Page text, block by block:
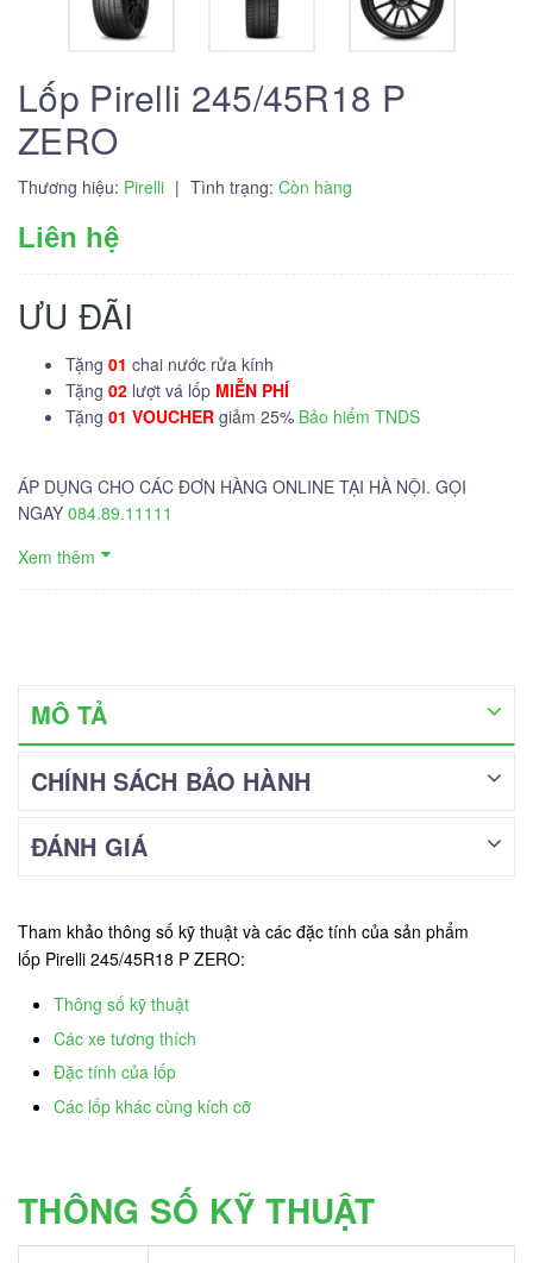
Lốp Pirelli 245/45R18 P
ZERO
Thương hiệu: Pirelli | Tình trạng: Còn hàng
Liên hệ
ƯU ĐÃI
Tặng 01 chai nước rửa kính
Tặng 02 lượt vá lốp MIỄN PHÍ
Tặng 01 VOUCHER giảm 25% Bảo hiểm TNDS
ÁP DỤNG CHO CÁC ĐƠN HÀNG ONLINE TẠI HÀ NỘI. GỌI
NGAY 084.89.11111
Xem thêm
MÔ TẢ
CHÍNH SÁCH BẢO HÀNH
ĐÁNH GIÁ
Tham khảo thông số kỹ thuật và các đặc tính của sản phẩm
lốp Pirelli 245/45R18 P ZERO:
Thông số kỹ thuật
Các xe tương thích
Đặc tính của lốp
Các lốp khác cùng kích cỡ
THÔNG SỐ KỸ THUẬT